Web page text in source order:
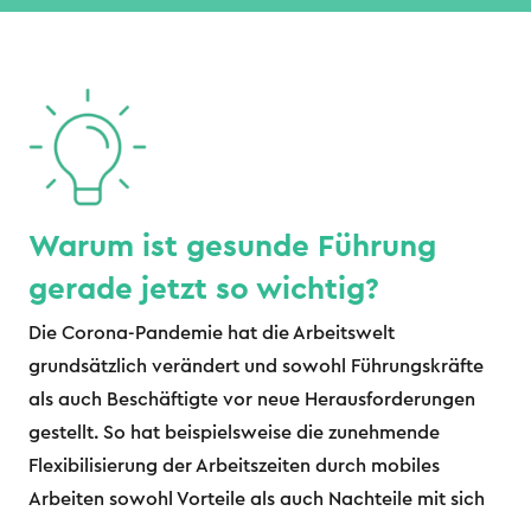
Warum ist gesunde Führung
gerade jetzt so wichtig?
Die Corona-Pandemie hat die Arbeitswelt
grundsätzlich verändert und sowohl Führungskräfte
als auch Beschäftigte vor neue Herausforderungen
gestellt. So hat beispielsweise die zunehmende
Flexibilisierung der Arbeitszeiten durch mobiles
Arbeiten sowohl Vorteile als auch Nachteile mit sich